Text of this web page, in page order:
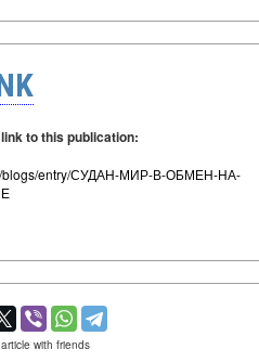
to this publication:
blogs/entry/СУДАН-МИР-В-ОБМЕН-НА-
with friends